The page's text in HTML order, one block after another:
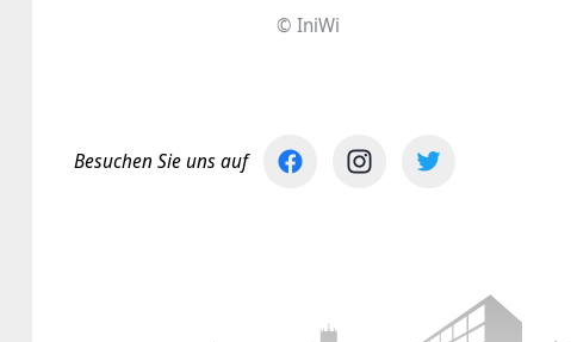
© IniWi
Besuchen Sie uns auf